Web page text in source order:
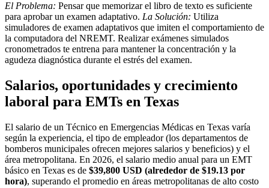
El Problema: Pensar que memorizar el libro de texto es suficiente
para aprobar un examen adaptativo. La Solución: Utiliza
simuladores de examen adaptativos que imiten el comportamiento de
la computadora del NREMT. Realizar exámenes simulados
cronometrados te entrena para mantener la concentración y la
agudeza diagnóstica durante el estrés del examen.
Salarios, oportunidades y crecimiento
laboral para EMTs en Texas
El salario de un Técnico en Emergencias Médicas en Texas varía
según la experiencia, el tipo de empleador (los departamentos de
bomberos municipales ofrecen mejores salarios y beneficios) y el
área metropolitana. En 2026, el salario medio anual para un EMT
básico en Texas es de $39,800 USD (alrededor de $19.13 por
hora), superando el promedio en áreas metropolitanas de alto costo